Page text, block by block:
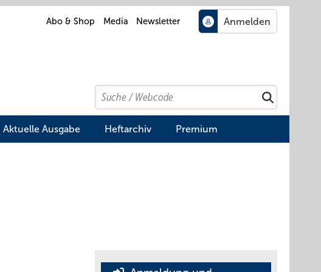
Abo & Shop Media Newsletter
Search
Suchen
Aktuelle Ausgabe Heftarchiv Premium